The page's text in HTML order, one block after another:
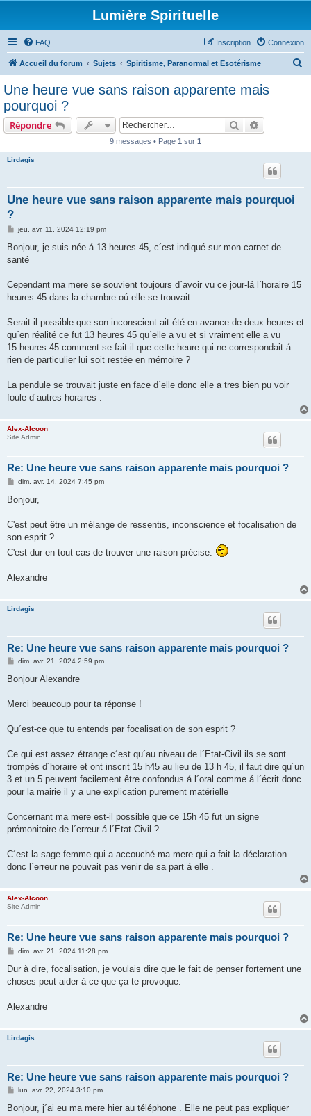
Lumière Spirituelle
FAQ Connexion
Inscription
Accueil du forum Sujets Spiritisme, Paranormal et Esotérisme
Une heure vue sans raison apparente mais
pourquoi ?
Répondre Rechercher
9 messages • Page 1 sur 1
Lirdagis
Une heure vue sans raison apparente mais pourquoi
?
M
s
a
jeu. avr. 11, 2024 12:19 pm
Bonjour, je suis née á 13 heures 45, c´est indiqué sur mon carnet de
santé
Cependant ma mere se souvient toujours d´avoir vu ce jour-lá l´horaire 15
heures 45 dans la chambre oú elle se trouvait
Serait-il possible que son inconscient ait été en avance de deux heures et
qu´en réalité ce fut 13 heures 45 qu´elle a vu et si vraiment elle a vu
15 heures 45 comment se fait-il que cette heure qui ne correspondait á
rien de particulier lui soit restée en mémoire ?
La pendule se trouvait juste en face d´elle donc elle a tres bien pu voir
foule d´autres horaires .
Alex-Alcoon
Site Admin
Re: Une heure vue sans raison apparente mais pourquoi ?
M
s
g
dim. avr. 14, 2024 7:45 pm
Bonjour,
C'est peut être un mélange de ressentis, inconscience et focalisation de
son esprit ?
C'est dur en tout cas de trouver une raison précise.
Alexandre
Lirdagis
Re: Une heure vue sans raison apparente mais pourquoi ?
M
s
g
dim. avr. 21, 2024 2:59 pm
Bonjour Alexandre
Merci beaucoup pour ta réponse !
Qu´est-ce que tu entends par focalisation de son esprit ?
Ce qui est assez étrange c´est qu´au niveau de l´Etat-Civil ils se sont
trompés d´horaire et ont inscrit 15 h45 au lieu de 13 h 45, il faut dire qu´un
3 et un 5 peuvent facilement être confondus á l´oral comme á l´écrit donc
pour la mairie il y a une explication purement matérielle
Concernant ma mere est-il possible que ce 15h 45 fut un signe
prémonitoire de l´erreur á l´Etat-Civil ?
C´est la sage-femme qui a accouché ma mere qui a fait la déclaration
donc l´erreur ne pouvait pas venir de sa part á elle .
Alex-Alcoon
Site Admin
Re: Une heure vue sans raison apparente mais pourquoi ?
M
s
a
dim. avr. 21, 2024 11:28 pm
Dur à dire, focalisation, je voulais dire que le fait de penser fortement une
choses peut aider à ce que ça te provoque.
Alexandre
Lirdagis
Re: Une heure vue sans raison apparente mais pourquoi ?
M
s
lun. avr. 22, 2024 3:10 pm
Bonjour, j´ai eu ma mere hier au téléphone . Elle ne peut pas expliquer